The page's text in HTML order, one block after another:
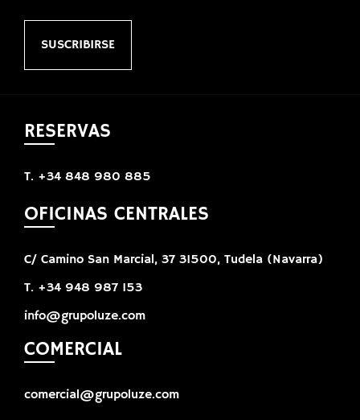
SUSCRIBIRSE
RESERVAS
T. +34 848 980 885
OFICINAS CENTRALES
C/ Camino San Marcial, 37 31500, Tudela (Navarra)
T. +34 948 987 153
info@grupoluze.com
COMERCIAL
comercial@grupoluze.com